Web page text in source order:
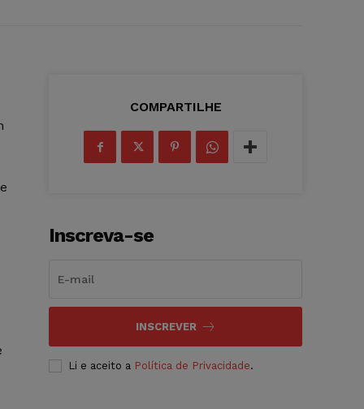
COMPARTILHE
Inscreva-se
INSCREVER
Li e aceito a Política de Privacidade.